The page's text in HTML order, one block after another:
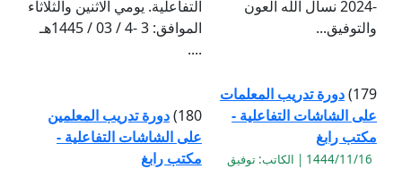
-2024 نسأل الله العون
والتوفيق...
التفاعلية. يومي الاثنين والثلاثاء
الموافق: 3 -4 / 03 / 1445هـ
....
179) دورة تدريب المعلمات
على الشاشات التفاعلية -
مكتب رابغ
1444/11/16 | الكاتب: توفيق
180) دورة تدريب المعلمين
على الشاشات التفاعلية -
مكتب رابغ